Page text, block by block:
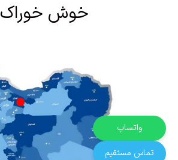
خوش خوراک
واتساپ
تماس مستقیم